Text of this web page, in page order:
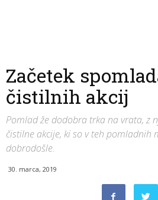
Začetek
čistilnih akcij
Pomlad že dodobra trka na vrata, z
čistilne akcije, ki so v teh pomladnih
dobrodošle.
30. marca, 2019